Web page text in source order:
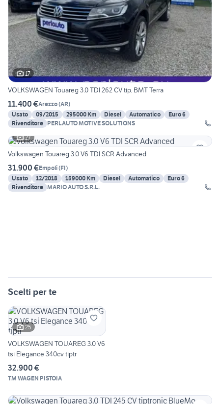
17
VOLKSWAGEN Touareg 3.0 TDI 262 CV tip. BMT Terra
11.400 €Arezzo(AR)
Usato
09/2015 295000 Km Diesel Automatico
Euro 6
Rivenditore PERLAUTO MOTIVE SOLUTIONS
27
Volkswagen Touareg 3.0 V6 TDI SCR Advanced
31.900 €Empoli(FI)
Usato
12/2018 159000 Km Diesel Automatico
Euro 6
Rivenditore MARIO AUTO S.R.L.
Scelti per te
25
VOLKSWAGEN TOUAREG 3.0 V6
tsi Elegance 340cv tiptr
32.900 €
TM WAGEN PISTOIA